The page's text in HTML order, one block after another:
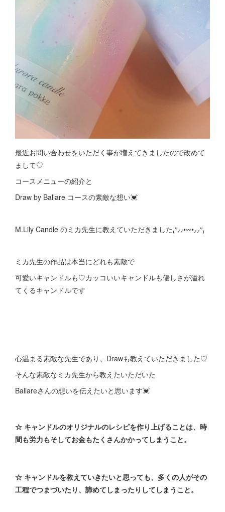
最近お問い合わせをいただく事が増えてきましたので改めて
まして♡
コースメニューの紹介と
Draw by Ballare コースの素敵な想い💓
M.Lily Candle のミカ先生に教えていただきました₍ᐡ⸝⸝•𖥦•⸝⸝ᐡ₎
ミカ先生の作品は本当にどれも素敵で
可愛いキャンドルも♡カッコいいキャンドルも優しさが溢れ
てくるキャンドルです
心温まる素敵な先生であり、Drawも教えていただきました♡
そんな素敵なミカ先生から教えたいただいた
Ballareさんの想いを伝えたいと思います💓
☆ キャンドルのオリジナルのレシピを作り上げることは、時
間も労力もそしてお金もたくさんかかってしまうこと。
☆ キャンドルを教えていきたいと思っても、多くの人がその
工程でつまづいたり、諦めてしまったりしてしまうこと。